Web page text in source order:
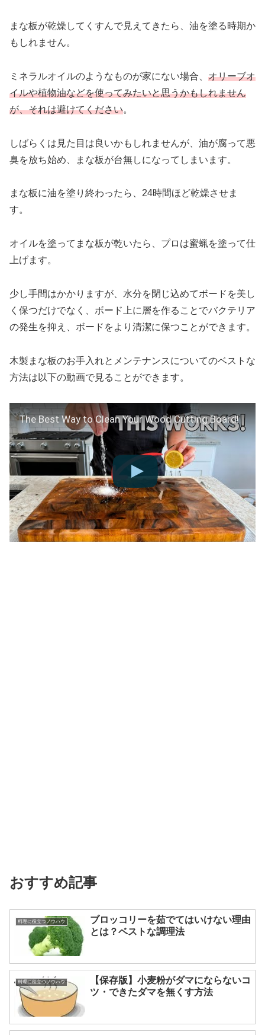
まな板が乾燥してくすんで見えてきたら、油を塗る時期か
もしれません。
ミネラルオイルのようなものが家にない場合、 オリーブオ
イルや植物油などを使ってみたいと思うかもしれません
が、それは避けてください。
しばらくは見た目は良いかもしれませんが、油が腐って悪
臭を放ち始め、まな板が台無しになってしまいます。
まな板に油を塗り終わったら、24時間ほど乾燥させま
す。
オイルを塗ってまな板が乾いたら、プロは蜜蝋を塗って仕
上げます。
少し手間はかかりますが、水分を閉じ込めてボードを美し
く保つだけでなく、ボード上に層を作ることでバクテリア
の発生を抑え、ボードをより清潔に保つことができます。
木製まな板のお手入れとメンテナンスについてのベストな
方法は以下の動画で見ることができます。
The Best Way to Clean Your Wood Cutting Board!
おすすめ記事
料理に役立つノウハウ
ブロッコリーを茹でてはいけない理由
とは？ベストな調理法
料理に役立つノウハウ
【保存版】小麦粉がダマにならないコ
ツ・できたダマを無くす方法